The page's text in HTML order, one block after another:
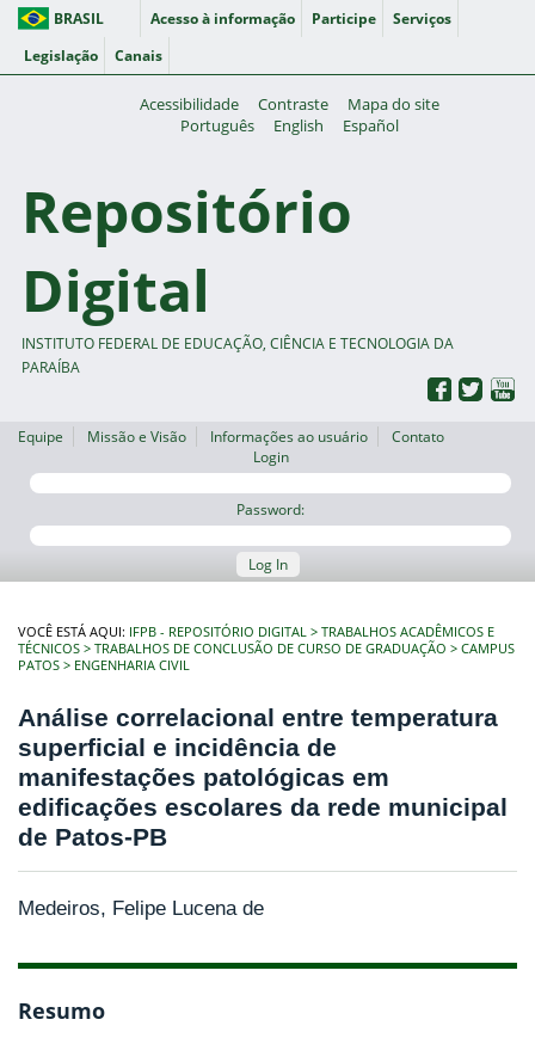
BRASIL Acesso à informação Participe
Serviços
Legislação
Canais
Acessibilidade Contraste
Mapa do site
Português
English Español
Repositório
Digital
INSTITUTO FEDERAL DE EDUCAÇÃO, CIÊNCIA E TECNOLOGIA DA
PARAÍBA
Equipe Missão e Visão Informações ao usuário
Contato
Login
Password:
Log In
VOCÊ ESTÁ AQUI: IFPB - REPOSITÓRIO DIGITAL
TRABALHOS ACADÊMICOS E
TÉCNICOS
TRABALHOS DE CONCLUSÃO DE CURSO DE GRADUAÇÃO
CAMPUS
PATOS
ENGENHARIA CIVIL
Análise correlacional entre temperatura
superficial e incidência de
manifestações patológicas em
edificações escolares da rede municipal
de Patos-PB
Medeiros, Felipe Lucena de
Resumo